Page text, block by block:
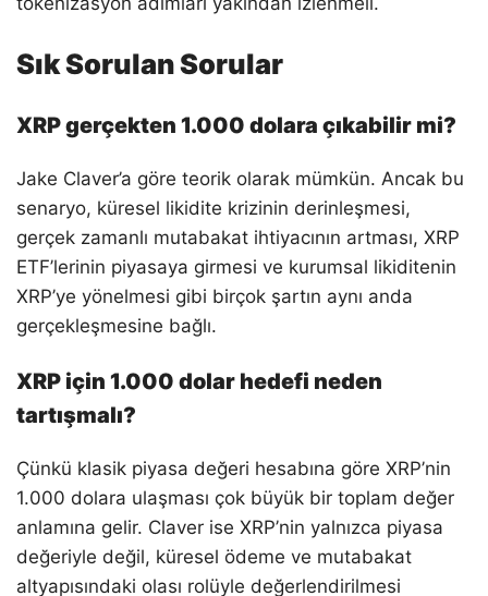
Sık Sorulan Sorular
XRP gerçekten 1.000 dolara çıkabilir mi?
Jake Claver’a göre teorik olarak mümkün. Ancak bu
senaryo, küresel likidite krizinin derinleşmesi,
gerçek zamanlı mutabakat ihtiyacının artması, XRP
ETF’lerinin piyasaya girmesi ve kurumsal likiditenin
XRP’ye yönelmesi gibi birçok şartın aynı anda
gerçekleşmesine bağlı.
XRP için 1.000 dolar hedefi neden
tartışmalı?
Çünkü klasik piyasa değeri hesabına göre XRP’nin
1.000 dolara ulaşması çok büyük bir toplam değer
anlamına gelir. Claver ise XRP’nin yalnızca piyasa
değeriyle değil, küresel ödeme ve mutabakat
altyapısındaki olası rolüyle değerlendirilmesi